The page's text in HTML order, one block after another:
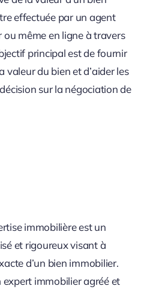
effectuée par un agent
même en ligne à travers
principal est de fournir
valeur du bien et d’aider les
sur la négociation de
immobilière est un
et rigoureux visant à
d’un bien immobilier.
expert immobilier agréé et